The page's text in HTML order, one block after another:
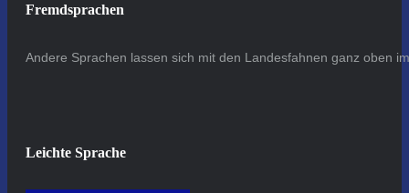
Fremdsprachen
Andere Sprachen lassen sich mit den Landesfahnen ganz oben
Leichte Sprache